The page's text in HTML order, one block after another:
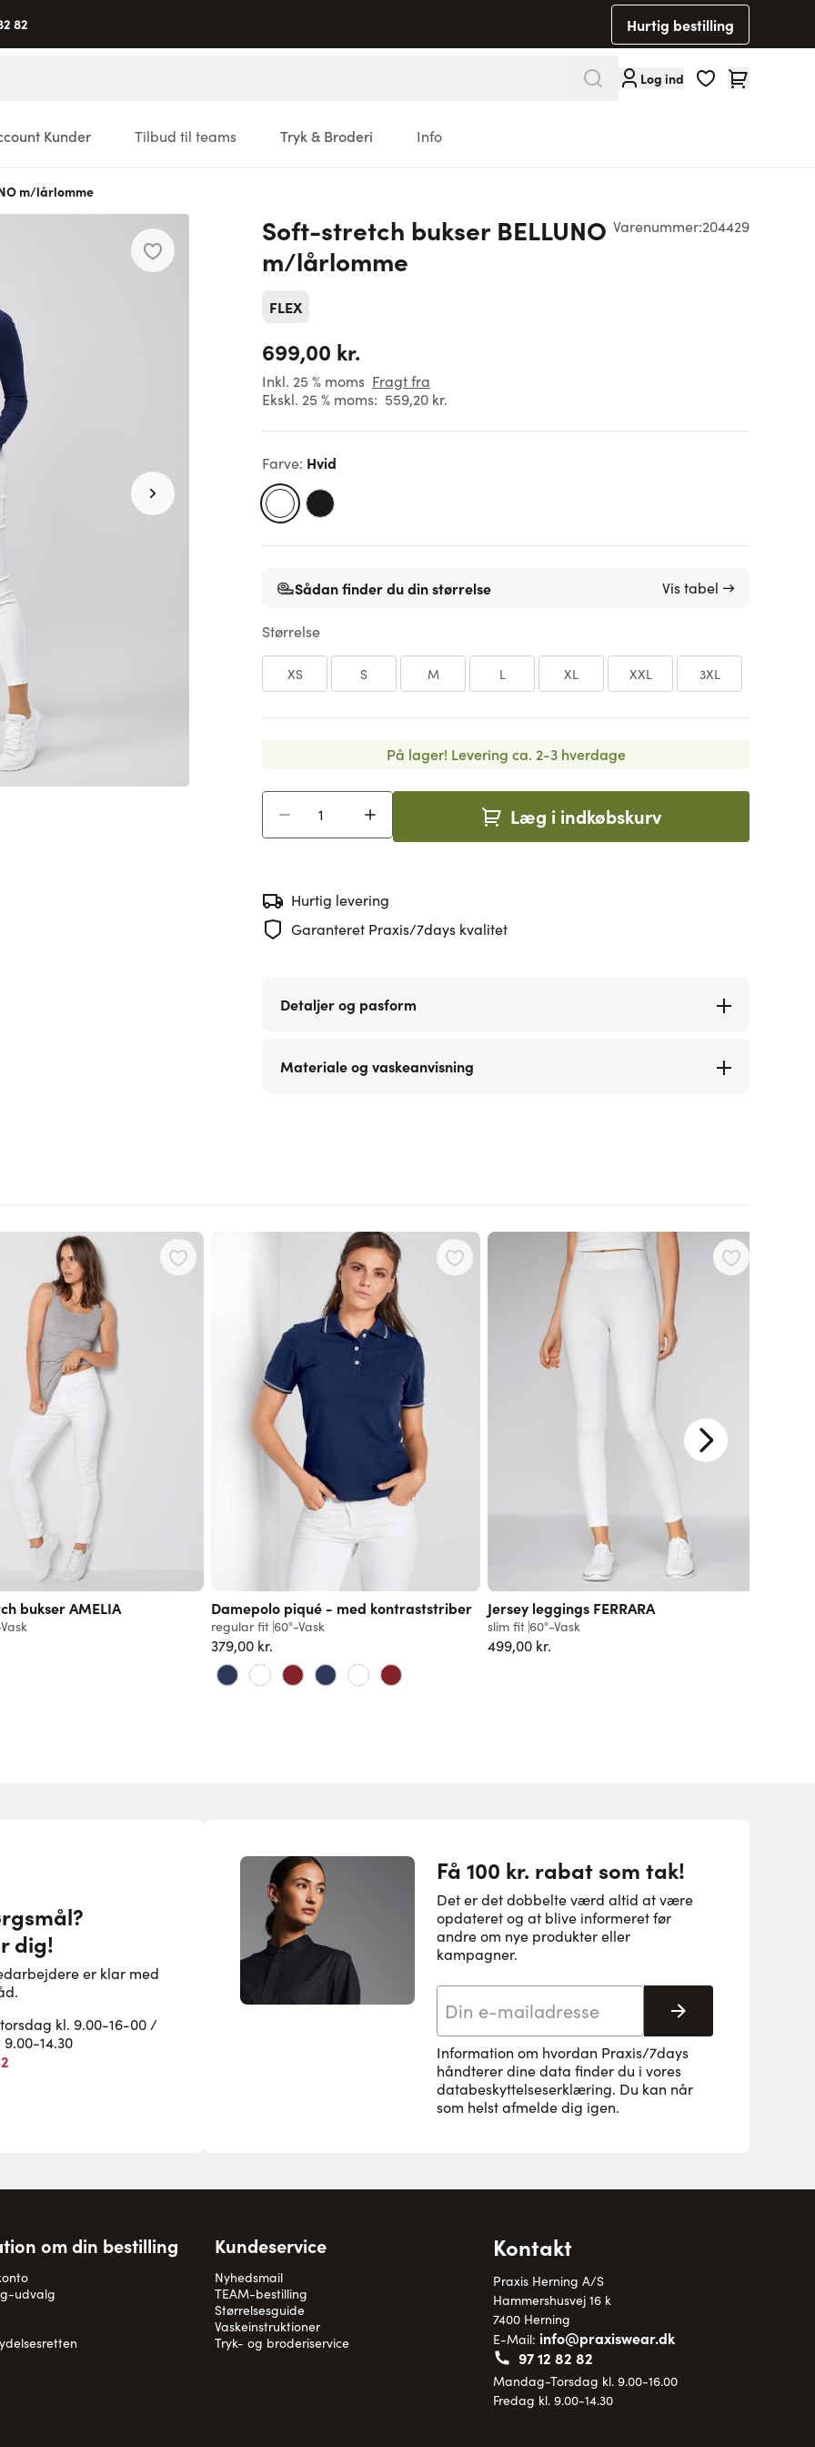
82 Hurtig bestilling
Log ind Cart
Kunder Tilbud til teams Tryk & Broderi Info
m/lårlomme
Varenummer:204429
Soft-stretch bukser BELLUNO
m/lårlomme
FLEX
699,00 kr.
Inkl. 25 % moms Fragt fra
Ekskl. 25 % moms: 559,20 kr.
Farve: Hvid
Sådan finder du din størrelse Vis tabel →
Størrelse
XS S M L XL XXL 3XL
På lager! Levering ca. 2-3 hverdage
Læg i indkøbskurv
Hurtig levering
Garanteret Praxis/7days kvalitet
Detaljer og pasform
Materiale og vaskeanvisning
the tab key. You can skip the carousel or go straight to carousel navigation using the skip links.
bukser AMELIA Damepolo piqué - med kontraststriber
regular fit 60°-Vask
379,00 kr.
Jersey leggings FERRARA
slim fit 60°-Vask
499,00 kr.
dig!
er klar med
kl. 9.00-16-00 /
14.30
Få 100 kr. rabat som tak!
Det er det dobbelte værd altid at være
opdateret og at blive informeret før
andre om nye produkter eller
kampagner.
Tilmeld her
Information om hvordan Praxis/7days
håndterer dine data finder du i vores
databeskyttelseserklæring. Du kan når
som helst afmelde dig igen.
om din bestilling
udvalg
Kundeservice
Nyhedsmail
TEAM-bestilling
Størrelsesguide
Vaskeinstruktioner
Tryk- og broderiservice
Kontakt
Praxis Herning A/S
Hammershusvej 16 k
7400 Herning
E-Mail: info@praxiswear.dk
97 12 82 82
Mandag-Torsdag kl. 9.00-16.00
Fredag kl. 9.00-14.30